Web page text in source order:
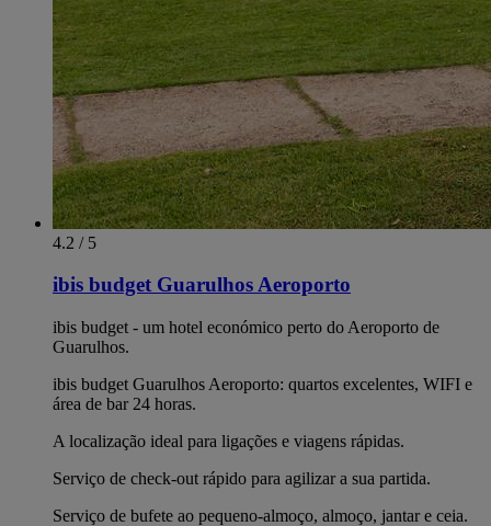
4.2 / 5
ibis budget Guarulhos Aeroporto
ibis budget - um hotel económico perto do Aeroporto de
Guarulhos.
ibis budget Guarulhos Aeroporto: quartos excelentes, WIFI e
área de bar 24 horas.
A localização ideal para ligações e viagens rápidas.
Serviço de check-out rápido para agilizar a sua partida.
Serviço de bufete ao pequeno-almoço, almoço, jantar e ceia.